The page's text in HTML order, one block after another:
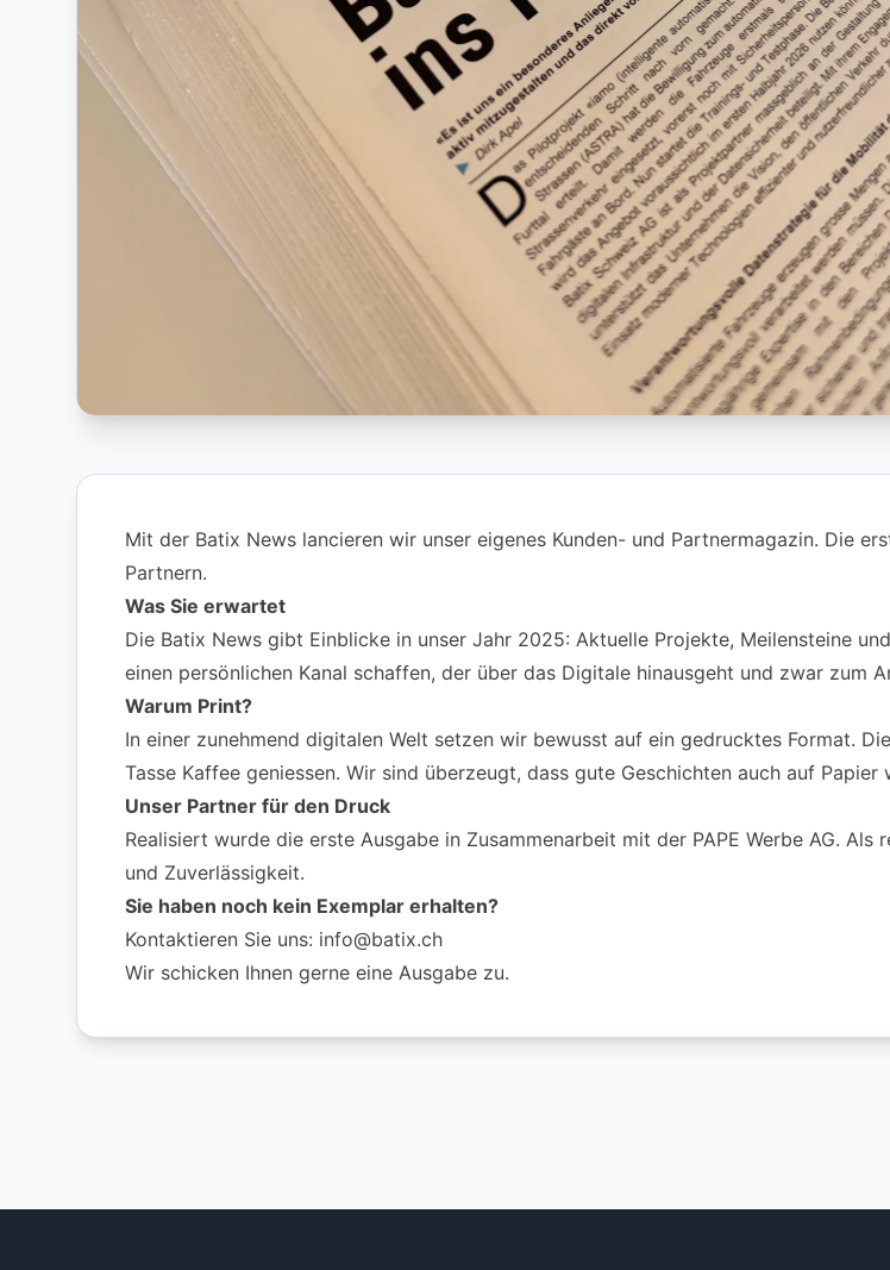
Mit der Batix News lancieren wir unser eigenes Kunden- und Partnermagazin. Die
Partnern.
Was Sie erwartet
Die Batix News gibt Einblicke in unser Jahr 2025: Aktuelle Projekte, Meilensteine
einen persönlichen Kanal schaffen, der über das Digitale hinausgeht und zwar zum
Warum Print?
In einer zunehmend digitalen Welt setzen wir bewusst auf ein gedrucktes Format.
Tasse Kaffee geniessen. Wir sind überzeugt, dass gute Geschichten auch auf Papier
Unser Partner für den Druck
Realisiert wurde die erste Ausgabe in Zusammenarbeit mit der PAPE Werbe AG.
und Zuverlässigkeit.
Sie haben noch kein Exemplar erhalten?
Kontaktieren Sie uns: info@batix.ch
Wir schicken Ihnen gerne eine Ausgabe zu.